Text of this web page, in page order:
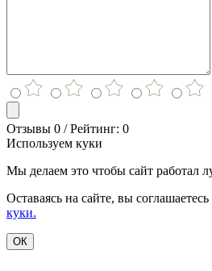
Отзывы 0 / Рейтинг: 0
Используем куки
Мы делаем это чтобы сайт работал
Оставаясь на сайте, вы
куки.
ОК